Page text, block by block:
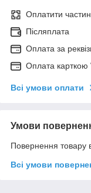
Оплатити
Післяплата
Оплата за
Оплата
Всі умови оплати
Умови
Повернення товару
Всі умови